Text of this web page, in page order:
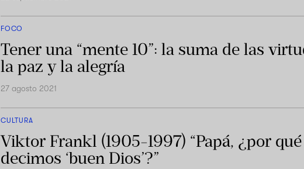
FOCO
Tener una “mente 10”: la suma de las
la paz y la alegría
27 agosto 2021
CULTURA
Viktor Frankl (1905-1997) “Papá, ¿por qué
decimos ‘buen Dios’?”